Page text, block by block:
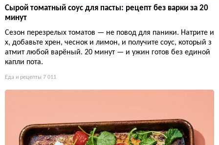
Сырой томатный соус для пасты: рецепт без варки за 20
минут
Сезон перезрелых томатов — не повод для паники. Натрите и
х, добавьте хрен, чеснок и лимон, и получите соус, который з
атмит любой варёный. 20 минут — и ужин готов без единой
капли пота.
Еда и рецепты 7 011